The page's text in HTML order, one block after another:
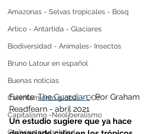
Amazonas - Selvas tropicales - Bosq
Artico - Antártida - Glaciares
Biodiversidad - Animales- Insectos
Bruno Latour en español
Buenas noticias
Calentamiento global - CO2
Capitalismo -Neoliberalismo
Carbono neutralidad
Fuente: The Guardian - Por Graham
Readfearn - abril 2021
Un estudio sugiere que ya hace